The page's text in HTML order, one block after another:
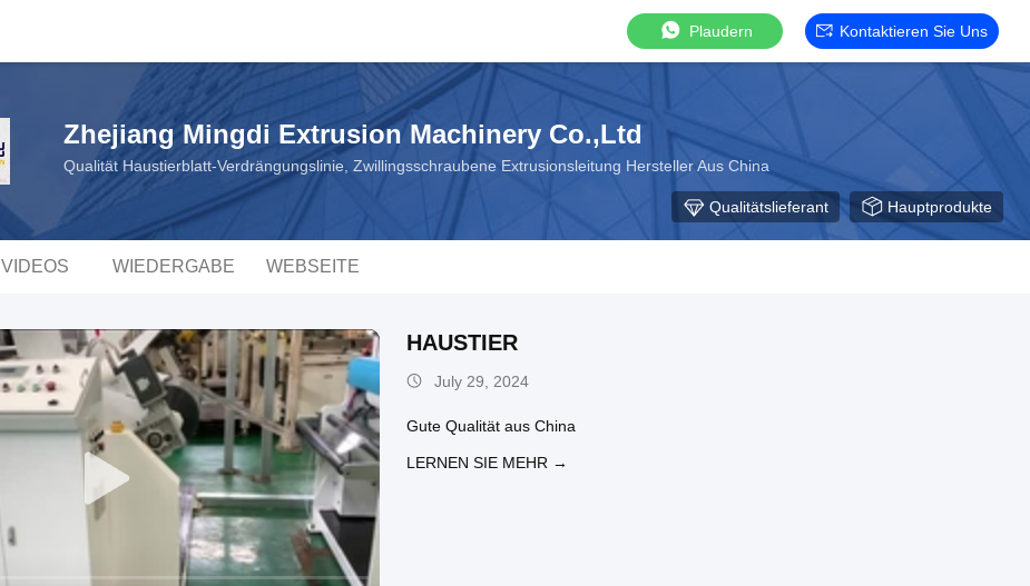
Plaudern Kontaktieren Sie Uns
Zhejiang Mingdi Extrusion Machinery Co.,Ltd
Qualität Haustierblatt-Verdrängungslinie, Zwillingsschraubene Extrusionsleitung Hersteller Aus China
Qualitätslieferant Hauptprodukte
VIDEOS WIEDERGABE WEBSEITE
HAUSTIER
July 29, 2024
Gute Qualität aus China
LERNEN SIE MEHR →